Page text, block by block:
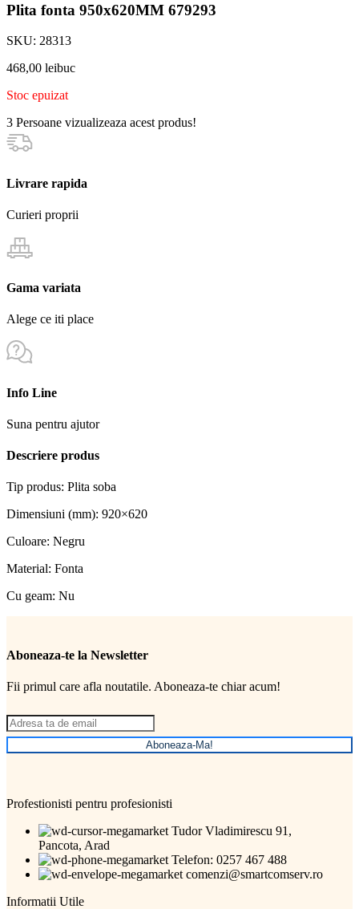
Plita fonta 950x620MM 679293
SKU: 28313
468,00 leibuc
Stoc epuizat
3 Persoane vizualizeaza acest produs!
Livrare rapida
Curieri proprii
Gama variata
Alege ce iti place
Info Line
Suna pentru ajutor
Descriere produs
Tip produs: Plita soba
Dimensiuni (mm): 920×620
Culoare: Negru
Material: Fonta
Cu geam: Nu
Aboneaza-te la Newsletter
Fii primul care afla noutatile. Aboneaza-te chiar acum!
Aboneaza-Ma!
Profestionisti pentru profesionisti
Tudor Vladimirescu 91,
Pancota, Arad
Telefon: 0257 467 488
comenzi@smartcomserv.ro
Informatii Utile